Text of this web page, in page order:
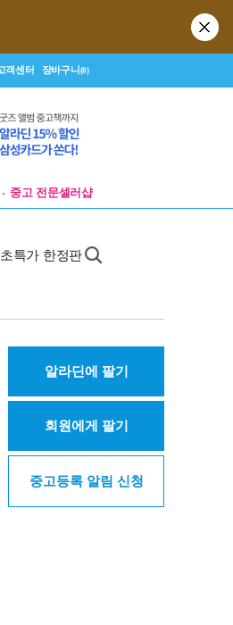
객센터 장바구니(0)
중고 전문셀러샵
특가 한정판
알라딘에 팔기
회원에게 팔기
중고등록 알림 신청